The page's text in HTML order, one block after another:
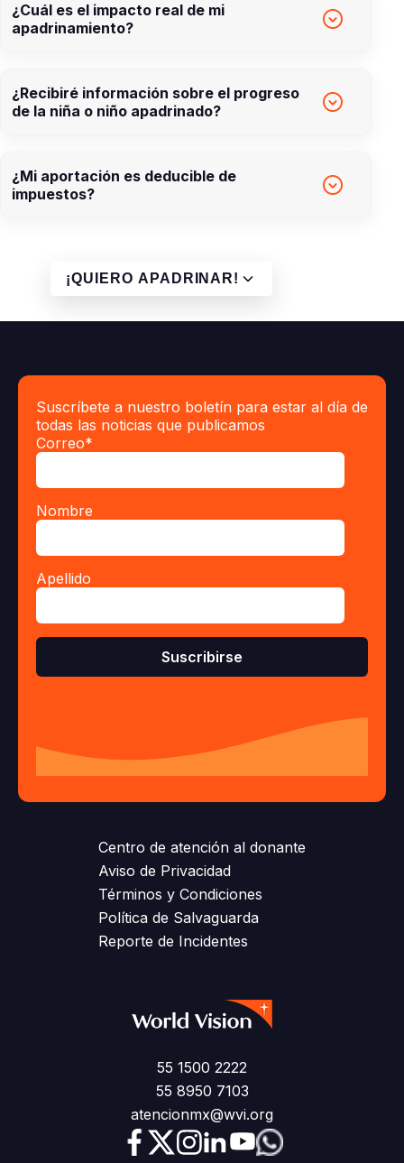
¿Cuál es el impacto real de mi
apadrinamiento?
¿Recibiré información sobre el progreso
de la niña o niño apadrinado?
¿Mi aportación es deducible de
impuestos?
¡QUIERO APADRINAR!
Centro de atención al donante
Aviso de Privacidad
Términos y Condiciones
Política de Salvaguarda
Reporte de Incidentes
Suscríbete a nuestro boletín para estar al día de
todas las noticias que publicamos
Correo*
Nombre
Apellido
55 1500 2222
55 8950 7103
atencionmx@wvi.org